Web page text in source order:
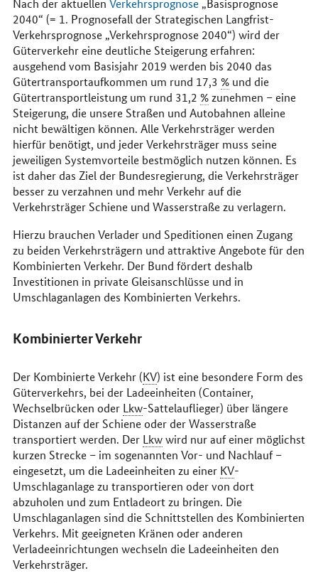
Nach der aktuellen Verkehrsprognose „Basisprognose
2040“ (= 1. Prognosefall der Strategischen Langfrist-
Verkehrsprognose „Verkehrsprognose 2040“) wird der
Güterverkehr eine deutliche Steigerung erfahren:
ausgehend vom Basisjahr 2019 werden bis 2040 das
Gütertransportaufkommen um rund 17,3 %und die
Gütertransportleistung um rund 31,2 %zunehmen – eine
Steigerung, die unsere Straßen und Autobahnen alleine
nicht bewältigen können. Alle Verkehrsträger werden
hierfür benötigt, und jeder Verkehrsträger muss seine
jeweiligen Systemvorteile bestmöglich nutzen können. Es
ist daher das Ziel der Bundesregierung, die Verkehrsträger
besser zu verzahnen und mehr Verkehr auf die
Verkehrsträger Schiene und Wasserstraße zu verlagern.
Hierzu brauchen Verlader und Speditionen einen Zugang
zu beiden Verkehrsträgern und attraktive Angebote für den
Kombinierten Verkehr. Der Bund fördert deshalb
Investitionen in private Gleisanschlüsse und in
Umschlaganlagen des Kombinierten Verkehrs.
Kombinierter Verkehr
Der Kombinierte Verkehr (KV) ist eine besondere Form des
Güterverkehrs, bei der Ladeeinheiten (Container,
Wechselbrücken oder Lkw-Sattelauflieger) über längere
Distanzen auf der Schiene oder der Wasserstraße
transportiert werden. Der Lkwwird nur auf einer möglichst
kurzen Strecke – im sogenannten Vor- und Nachlauf –
eingesetzt, um die Ladeeinheiten zu einer KV-
Umschlaganlage zu transportieren oder von dort
abzuholen und zum Entladeort zu bringen. Die
Umschlaganlagen sind die Schnittstellen des Kombinierten
Verkehrs. Mit geeigneten Kränen oder anderen
Verladeeinrichtungen wechseln die Ladeeinheiten den
Verkehrsträger.